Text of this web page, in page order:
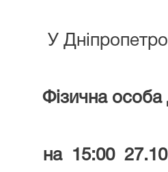
У
Фізична
на 15:00